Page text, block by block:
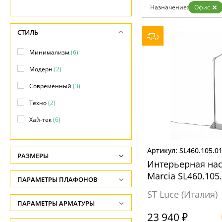
Главная
Доставка и оплата
Возврат
Установка
Бренды
Контакты
Хай
Назначение: Офис
SL460.105.01
Интерьерная
Marcia
ST Luce (Италия)
23 940 ₽
СТИЛЬ
Минимализм (6)
Модерн (2)
Современный (3)
Техно(2)
Хай-тек(6)
РАЗМЕРЫ
Высота, см
-
Ширина, см
-
ПАРАМЕТРЫ ПЛАФОНОВ
ФОРМА ПЛАФОНА
ПАРАМЕТРЫ АРМАТУРЫ